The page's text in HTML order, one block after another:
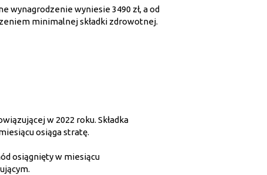
wynagrodzenie wyniesie 3490 zł, a od
minimalnej składki zdrowotnej.
w 2022 roku. Składka
osiąga stratę.
osiągnięty w miesiącu